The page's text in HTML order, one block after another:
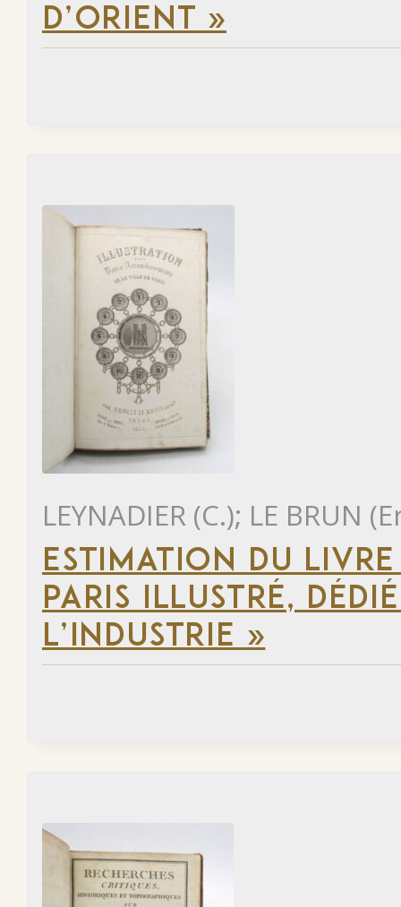
D’ORIENT »
LEYNADIER (C.); LE BRUN
ESTIMATION DU
PARIS ILLUSTRÉ,
L’INDUSTRIE »